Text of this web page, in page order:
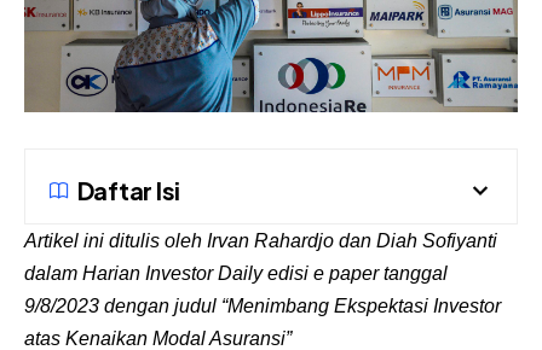
Daftar Isi
Artikel ini ditulis oleh Irvan Rahardjo dan Diah Sofiyanti
dalam Harian Investor Daily edisi e paper tanggal
9/8/2023 dengan judul “Menimbang Ekspektasi Investor
atas Kenaikan Modal Asuransi”